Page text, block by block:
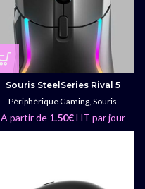
Souris SteelSeries Rival 5
Périphérique Gaming, Souris
A partir de 1.50€HT par jour